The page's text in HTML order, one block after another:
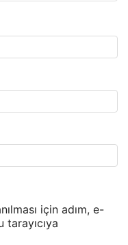
için adım, e-